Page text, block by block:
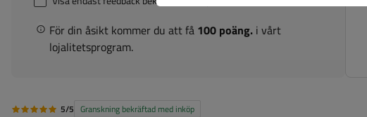
För din åsikt kommer du att få 100 poäng. i vårt
lojalitetsprogram.
5/5 Granskning bekräftad med inköp